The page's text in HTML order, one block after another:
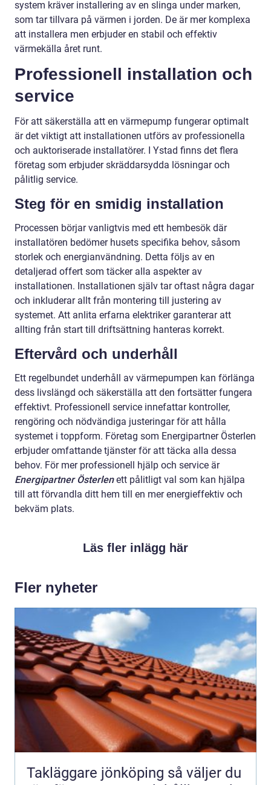
system kräver installering av en slinga under marken,
som tar tillvara på värmen i jorden. De är mer komplexa
att installera men erbjuder en stabil och effektiv
värmekälla året runt.
Professionell installation och
service
För att säkerställa att en värmepump fungerar optimalt
är det viktigt att installationen utförs av professionella
och auktoriserade installatörer. I Ystad finns det flera
företag som erbjuder skräddarsydda lösningar och
pålitlig service.
Steg för en smidig installation
Processen börjar vanligtvis med ett hembesök där
installatören bedömer husets specifika behov, såsom
storlek och energianvändning. Detta följs av en
detaljerad offert som täcker alla aspekter av
installationen. Installationen själv tar oftast några dagar
och inkluderar allt från montering till justering av
systemet. Att anlita erfarna elektriker garanterar att
allting från start till driftsättning hanteras korrekt.
Eftervård och underhåll
Ett regelbundet underhåll av värmepumpen kan förlänga
dess livslängd och säkerställa att den fortsätter fungera
effektivt. Professionell service innefattar kontroller,
rengöring och nödvändiga justeringar för att hålla
systemet i toppform. Företag som Energipartner Österlen
erbjuder omfattande tjänster för att täcka alla dessa
behov. För mer professionell hjälp och service är
Energipartner Österlenett pålitligt val som kan hjälpa
till att förvandla ditt hem till en mer energieffektiv och
bekväm plats.
Läs fler inlägg här
Fler nyheter
Takläggare jönköping så väljer du